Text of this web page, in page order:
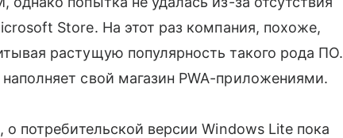
Store. На этот раз компания, похоже,
растущую популярность такого рода ПО.
свой магазин PWA-приложениями.
потребительской версии Windows Lite пока